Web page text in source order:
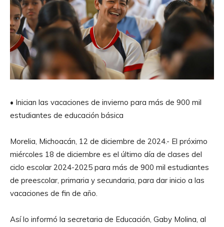
• Inician las vacaciones de invierno para más de 900 mil
estudiantes de educación básica
Morelia, Michoacán, 12 de diciembre de 2024.- El próximo
miércoles 18 de diciembre es el último día de clases del
ciclo escolar 2024-2025 para más de 900 mil estudiantes
de preescolar, primaria y secundaria, para dar inicio a las
vacaciones de fin de año.
Así lo informó la secretaria de Educación, Gaby Molina, al